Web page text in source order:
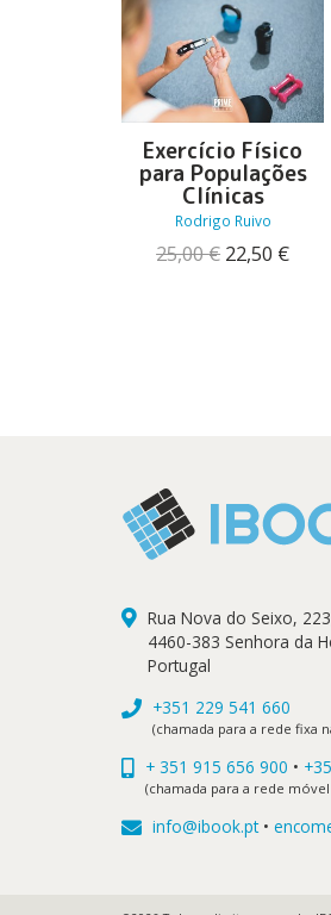
Exercício Físico
para Populações
Clínicas
Rodrigo Ruivo
25,00€ O
22,50 €O
Rua Nova do Seixo,
4460-383 Senhora da
Portugal
+351 229 541 660
(chamada para a rede fixa
+ 351 915 656 900 •
(chamada para a rede
info@ibook.pt•